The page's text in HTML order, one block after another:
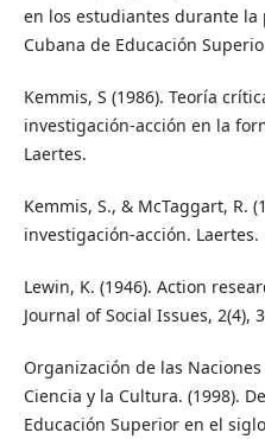
en los estudiantes durante la
Cubana de Educación
Kemmis, S (1986). Teoría
investigación-acción en la
Laertes.
Kemmis, S., & McTaggart, R.
investigación-acción. Laertes.
Lewin, K. (1946). Action
Journal of Social Issues, 2(4),
Organización de las
Ciencia y la Cultura. (1998).
Educación Superior en el